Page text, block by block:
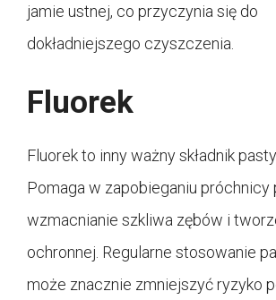
jamie ustnej, co przyczynia się do
dokładniejszego czyszczenia.
Fluorek
Fluorek to inny ważny składnik
Pomaga w zapobieganiu próchnicy
wzmacnianie szkliwa zębów i
ochronnej. Regularne stosowanie
może znacznie zmniejszyć ryzyko